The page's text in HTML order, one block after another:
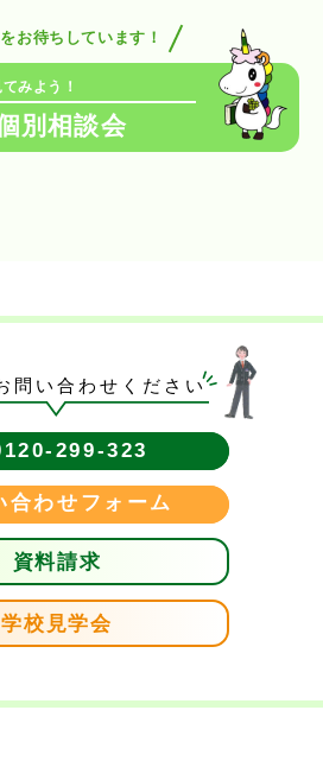
お待ちしています！
みよう！
別相談会
問い合わせください
299-323
合わせフォーム
資料請求
学校見学会